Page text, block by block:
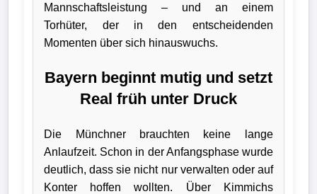
Bundesliga
Ergebnisse
Vereine
Kader
Mannschaftsleistung – und an einem
Torhüter, der in den entscheidenden
Momenten über sich hinauswuchs.
Bayern beginnt mutig und setzt
Real früh unter Druck
Die Münchner brauchten keine lange
Anlaufzeit. Schon in der Anfangsphase wurde
deutlich, dass sie nicht nur verwalten oder auf
Konter hoffen wollten. Über Kimmichs